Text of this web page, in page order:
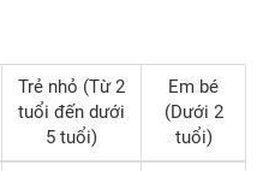
Trẻ nhỏ (Từ 2
tuổi đến dưới
5 tuổi)
Em bé
(Dưới 2
tuổi)